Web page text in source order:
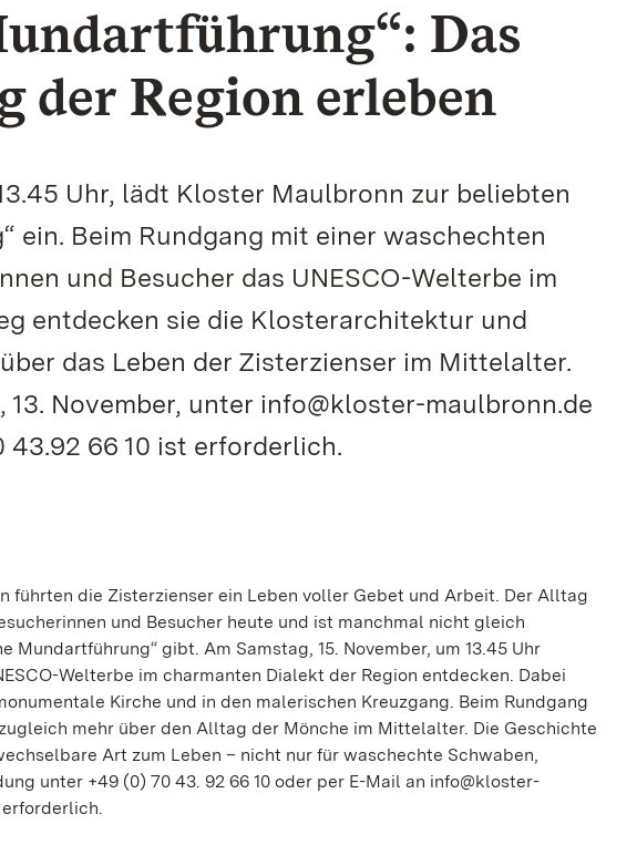
Das
der Region erleben
Uhr, lädt Kloster Maulbronn zur beliebten
ein. Beim Rundgang mit einer waschechten
und Besucher das UNESCO-Welterbe im
entdecken sie die Klosterarchitektur und
das Leben der Zisterzienser im Mittelalter.
November, unter info@kloster-maulbronn.de
66 10 ist erforderlich.
führten die Zisterzienser ein Leben voller Gebet und Arbeit. Der Alltag
und Besucher heute und ist manchmal nicht gleich
gibt. Am Samstag, 15. November, um 13.45 Uhr
Welterbe im charmanten Dialekt der Region entdecken. Dabei
Kirche und in den malerischen Kreuzgang. Beim Rundgang
mehr über den Alltag der Mönche im Mittelalter. Die Geschichte
Art zum Leben – nicht nur für waschechte Schwaben,
unter +49 (0) 70 43. 92 66 10 oder per E-Mail an info@kloster-
erforderlich.